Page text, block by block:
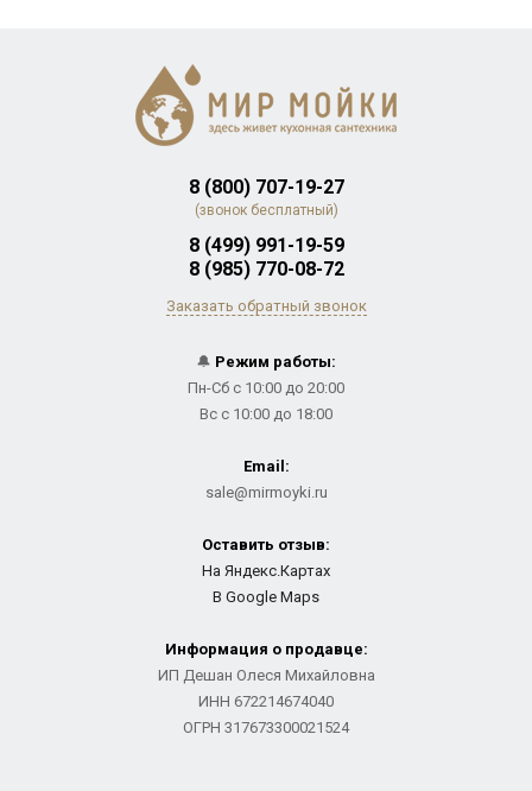
8 (800) 707-19-27
(звонок бесплатный)
8 (499) 991-19-59
8 (985) 770-08-72
Заказать обратный звонок
🔔 Режим работы:
Пн-Сб с 10:00 до 20:00
Вс с 10:00 до 18:00
Email:
sale@mirmoyki.ru
Оставить отзыв:
На Яндекс.Картах
В Google Maps
Информация о продавце:
ИП Дешан Олеся Михайловна
ИНН 672214674040
ОГРН 317673300021524